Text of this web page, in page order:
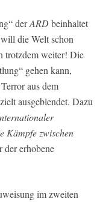
derARDbeinhaltet
die Welt schon
trotzdem weiter! Die
gehen kann,
aus dem
ausgeblendet. Dazu
Kämpfe zwischen
der erhobene
im zweiten